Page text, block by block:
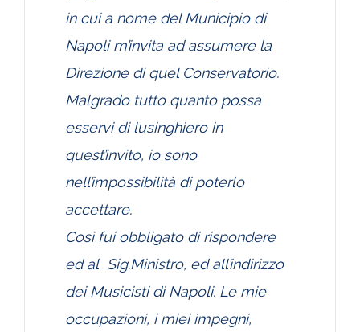
in cui a nome del Municipio di
Napoli m’invita ad assumere la
Direzione di quel Conservatorio.
Malgrado tutto quanto possa
esservi di lusinghiero in
quest’invito, io sono
nell’impossibilità di poterlo
accettare.
Così fui obbligato di rispondere
ed al Sig.Ministro, ed all’indirizzo
dei Musicisti di Napoli. Le mie
occupazioni, i miei impegni,